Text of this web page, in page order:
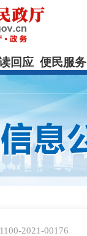
回应 便民服务
2021-00176